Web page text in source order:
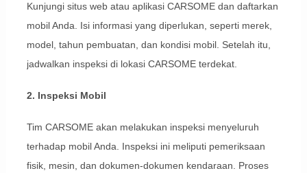
Kunjungi situs web atau aplikasi CARSOME dan daftarkan
mobil Anda. Isi informasi yang diperlukan, seperti merek,
model, tahun pembuatan, dan kondisi mobil. Setelah itu,
jadwalkan inspeksi di lokasi CARSOME terdekat.
2. Inspeksi Mobil
Tim CARSOME akan melakukan inspeksi menyeluruh
terhadap mobil Anda. Inspeksi ini meliputi pemeriksaan
fisik, mesin, dan dokumen-dokumen kendaraan. Proses